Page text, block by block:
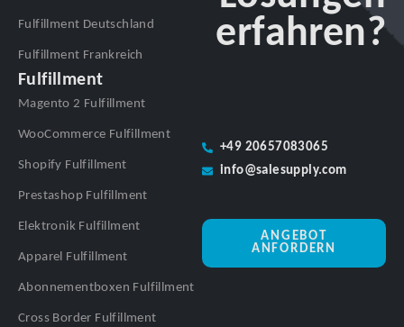
Fulfillment Deutschland
Fulfillment Frankreich
Fulfillment
Magento 2 Fulfillment
WooCommerce Fulfillment
Shopify Fulfillment
Prestashop Fulfillment
Elektronik Fulfillment
Apparel Fulfillment
Abonnementboxen Fulfillment
Cross Border Fulfillment
erfahren?
+49 20657083065
info@salesupply.com
ANGEBOT
ANFORDERN